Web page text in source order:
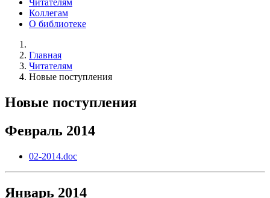
Читателям
Коллегам
О библиотеке
Главная
Читателям
Новые поступления
Новые поступления
Февраль 2014
02-2014.doc
Январь 2014